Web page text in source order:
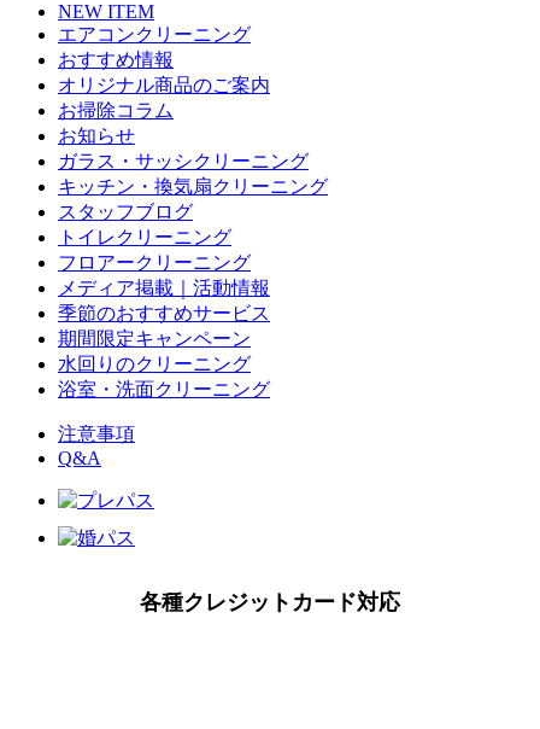
NEW ITEM
エアコンクリーニング
おすすめ情報
オリジナル商品のご案内
お掃除コラム
お知らせ
ガラス・サッシクリーニング
キッチン・換気扇クリーニング
スタッフブログ
トイレクリーニング
フロアークリーニング
メディア掲載｜活動情報
季節のおすすめサービス
期間限定キャンペーン
水回りのクリーニング
浴室・洗面クリーニング
注意事項
Q&A
各種クレジットカード対応